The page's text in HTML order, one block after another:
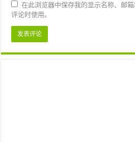
在此浏览器中保存我的显示名称、邮
评论时使用。